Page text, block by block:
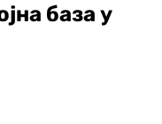
база у